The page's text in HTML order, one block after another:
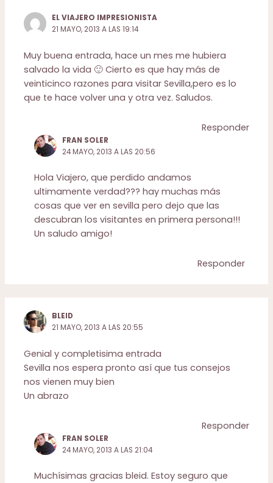
EL VIAJERO IMPRESIONISTA
21 MAYO, 2013 A LAS 19:14
Muy buena entrada, hace un mes me hubiera
salvado la vida 🙂 Cierto es que hay más de
veinticinco razones para visitar Sevilla,pero es lo
que te hace volver una y otra vez. Saludos.
Responder
FRAN SOLER
24 MAYO, 2013 A LAS 20:56
Hola Viajero, que perdido andamos
ultimamente verdad??? hay muchas más
cosas que ver en sevilla pero dejo que las
descubran los visitantes en primera persona!!!
Un saludo amigo!
Responder
BLEID
21 MAYO, 2013 A LAS 20:55
Genial y completisima entrada
Sevilla nos espera pronto así que tus consejos
nos vienen muy bien
Un abrazo
Responder
FRAN SOLER
24 MAYO, 2013 A LAS 21:04
Muchísimas gracias bleid. Estoy seguro que